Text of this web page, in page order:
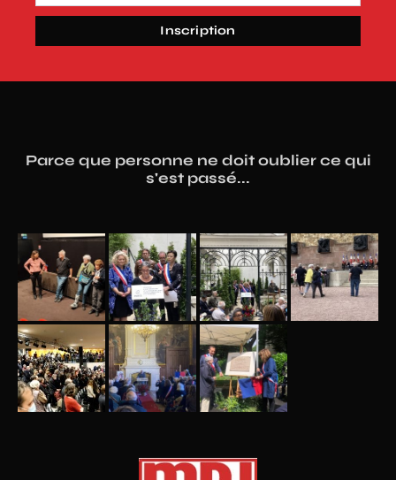
Inscription
Parce que personne ne doit oublier ce qui
s'est passé...